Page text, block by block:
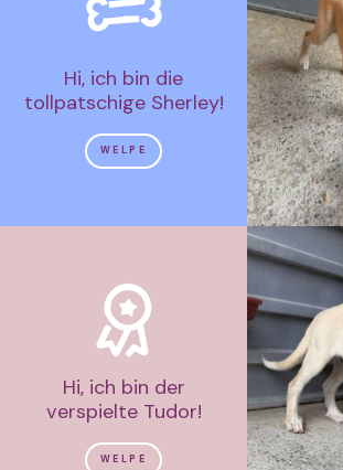
Hi, ich bin die
tollpatschige Sherley!
WELPE
Hi, ich bin der
verspielte Tudor!
WELPE